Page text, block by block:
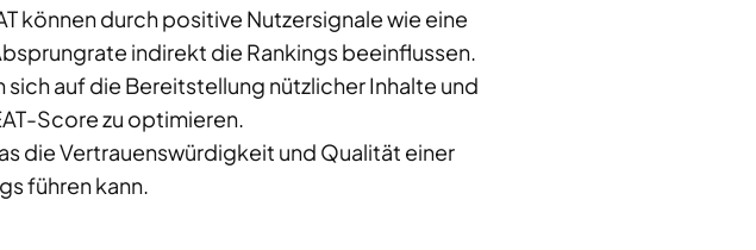
können durch positive Nutzersignale wie eine
indirekt die Rankings beeinflussen.
auf die Bereitstellung nützlicher Inhalte und
Score zu optimieren.
die Vertrauenswürdigkeit und Qualität einer
führen kann.